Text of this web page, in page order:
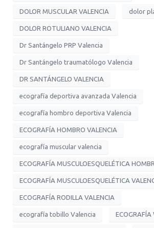
DOLOR MUSCULAR VALENCIA dolor
DOLOR ROTULIANO VALENCIA
Dr Santángelo PRP Valencia
Dr Santángelo traumatólogo Valencia
DR SANTÁNGELO VALENCIA
ecografía deportiva avanzada Valencia
ecografía hombro deportiva Valencia
ECOGRAFÍA HOMBRO VALENCIA
ecografía muscular valencia
ECOGRAFÍA MUSCULOESQUELÉTICA
ECOGRAFÍA MUSCULOESQUELÉTICA
ECOGRAFÍA RODILLA VALENCIA
ecografía tobillo Valencia ECOGRAFÍA